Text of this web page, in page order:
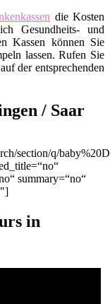
die Kosten
Gesundheits- und
Kassen können Sie
lassen. Rufen Sie
der entsprechenden
/ Saar
section/q/
summary=“no“
in